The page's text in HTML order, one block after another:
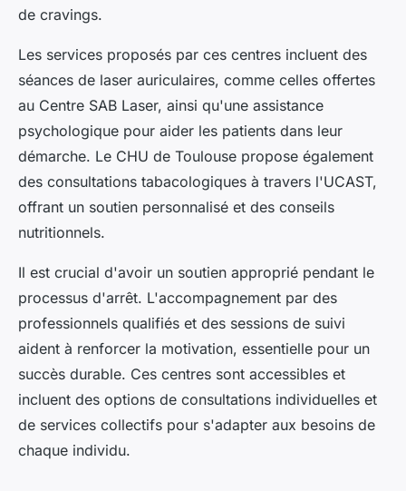
de cravings.
Les services proposés par ces centres incluent des
séances de laser auriculaires, comme celles offertes
au Centre SAB Laser, ainsi qu'une assistance
psychologique pour aider les patients dans leur
démarche. Le CHU de Toulouse propose également
des consultations tabacologiques à travers l'UCAST,
offrant un soutien personnalisé et des conseils
nutritionnels.
Il est crucial d'avoir un soutien approprié pendant le
processus d'arrêt. L'accompagnement par des
professionnels qualifiés et des sessions de suivi
aident à renforcer la motivation, essentielle pour un
succès durable. Ces centres sont accessibles et
incluent des options de consultations individuelles et
de services collectifs pour s'adapter aux besoins de
chaque individu.